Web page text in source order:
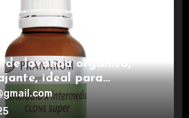
de lavanda orgánico,
ideal para